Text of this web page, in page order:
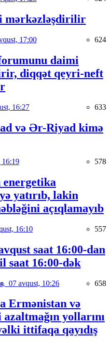
mərkəzləşdirilir
17:00 624
daimi
diqqət qeyri-neft
16:27 633
və Ər-Riyad kimə
16:19 578
yatırıb, lakin
açıqlamayıb
16:10 557
saat 16:00-dan
saat 16:00-dək
07 avqust, 10:26 658
Ermənistan və
yollarını
ittifaqa qayıdış